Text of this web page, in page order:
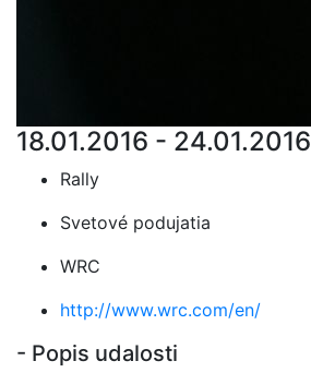
18.01.2016 - 24.01.2016
Rally
Svetové podujatia
WRC
http://www.wrc.com/en/
- Popis udalosti